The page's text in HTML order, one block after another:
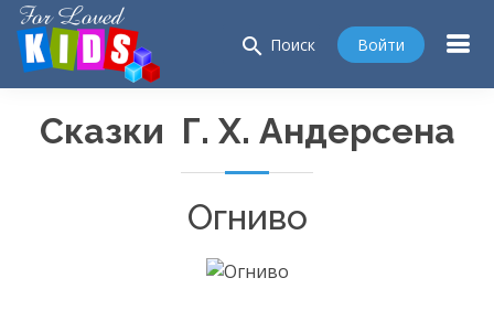
search Поиск Войти
Сказки Г. Х. Андерсена
Огниво